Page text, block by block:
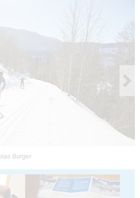
Burger